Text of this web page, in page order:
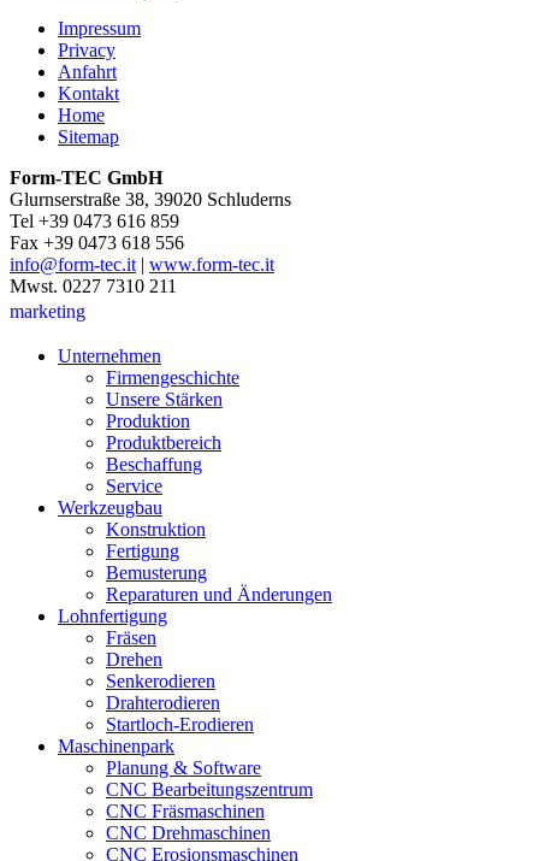
Impressum
Privacy
Anfahrt
Kontakt
Home
Sitemap
Form-TEC GmbH
Glurnserstraße 38, 39020 Schluderns
Tel +39 0473 616 859
Fax +39 0473 618 556
info@form-tec.it| www.form-tec.it
Mwst. 0227 7310 211
marketing
Unternehmen
Firmengeschichte
Unsere Stärken
Produktion
Produktbereich
Beschaffung
Service
Werkzeugbau
Konstruktion
Fertigung
Bemusterung
Reparaturen und Änderungen
Lohnfertigung
Fräsen
Drehen
Senkerodieren
Drahterodieren
Startloch-Erodieren
Maschinenpark
Planung & Software
CNC Bearbeitungszentrum
CNC Fräsmaschinen
CNC Drehmaschinen
CNC Erosionsmaschinen